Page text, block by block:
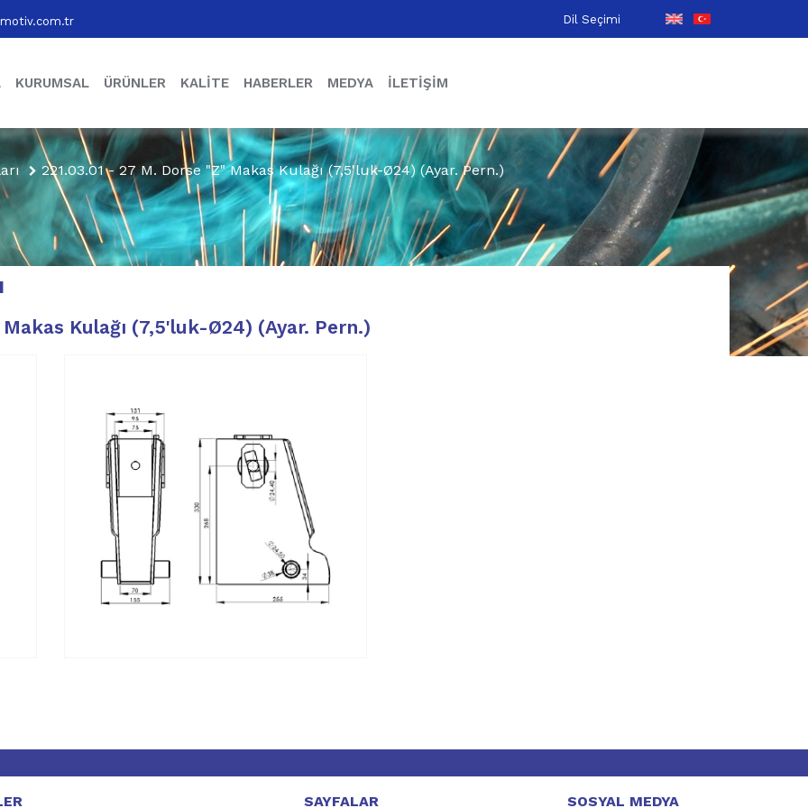
Dil Seçimi
KURUMSAL ÜRÜNLER KALITE HABERLER MEDYA İLETIŞIM
221.03.01 - 27 M. Dorse "Z" Makas Kulağı (7,5'luk-Ø24) (Ayar. Pern.)
Kulağı (7,5'luk-Ø24) (Ayar. Pern.)
SAYFALAR SOSYAL MEDYA